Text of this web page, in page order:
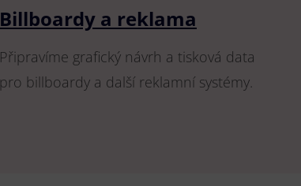
Billboardy a reklama
Připravíme grafický návrh a tisková data
pro billboardy a další reklamní systémy.